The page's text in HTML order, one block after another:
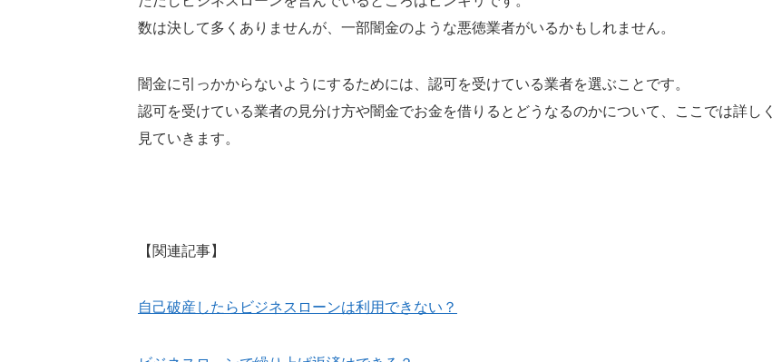
数は決して多くありませんが、一部闇金のような悪徳業者がいるかもしれません。
闇金に引っかからないようにするためには、認可を受けている業者を選ぶことです。
認可を受けている業者の見分け方や闇金でお金を借りるとどうなるのかについて、ここでは詳しく
見ていきます。
【関連記事】
自己破産したらビジネスローンは利用できない？